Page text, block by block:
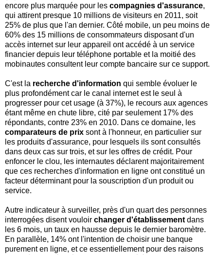
encore plus marquée pour les compagnies d'assurance,
qui attirent presque 10 millions de visiteurs en 2011, soit
25% de plus que l'an dernier. Côté mobile, un peu moins de
60% des 15 millions de consommateurs disposant d'un
accès internet sur leur appareil ont accédé à un service
financier depuis leur téléphone portable et la moitié des
mobinautes consultent leur compte bancaire sur ce support.
C'est la recherche d'information qui semble évoluer le
plus profondément car le canal internet est le seul à
progresser pour cet usage (à 37%), le recours aux agences
étant même en chute libre, cité par seulement 17% des
répondants, contre 23% en 2010. Dans ce domaine, les
comparateurs de prix sont à l'honneur, en particulier sur
les produits d'assurance, pour lesquels ils sont consultés
dans deux cas sur trois, et sur les offres de crédit. Pour
enfoncer le clou, les internautes déclarent majoritairement
que ces recherches d'information en ligne ont constitué un
facteur déterminant pour la souscription d'un produit ou
service.
Autre indicateur à surveiller, près d'un quart des personnes
interrogées disent vouloir changer d'établissement dans
les 6 mois, un taux en hausse depuis le dernier baromètre.
En parallèle, 14% ont l'intention de choisir une banque
purement en ligne, et ce essentiellement pour des raisons